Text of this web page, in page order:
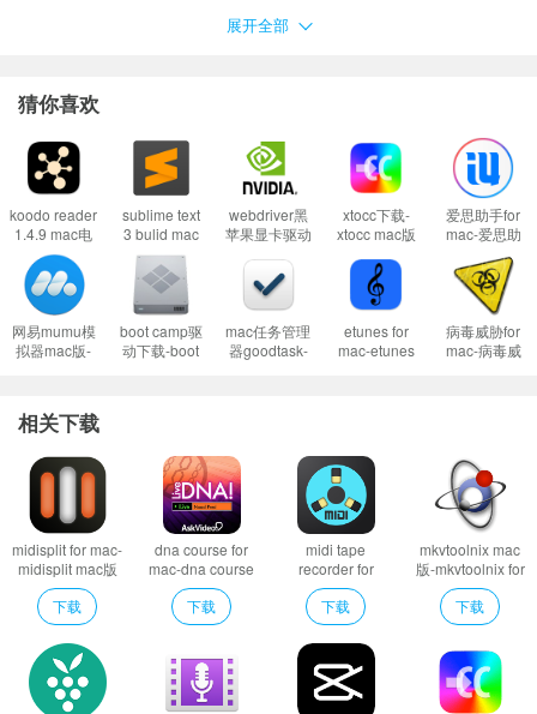
现报错请大家务必一步一步耐心仔细看完下面的内容！！！)
打不开XX软件，因为Apple无法检查其是否包含恶意软件
当你遇到上述问题的时候：
1、首先这样设置试试：
开启任何来源
到这里一般情况下应用都可以运行了。
然而有的应用开启了任何来源还是不行，这是因为苹果进一步收缩了对未
签名应用的权限，这时候就需要通过过“终端”执行命令行代码来绕过应用签名认
证。
2、执行命令绕过苹果的公证Gatekeeper：
Mac打开应用提示已损坏怎么办
以上操作如果还不能解决，那就需要关闭SIP系统完整性保护才可以了。
闭
软件特色
排队、等人、做家务...好无聊？听喜马拉雅，无聊变得有趣；开车路怒烦
躁？司机说，听喜马拉雅，你可能会爱上堵车；睡前慢时光，少了点什么？听
喜马拉雅，温暖声音伴你入眼；期待成为更厉害的自己？听喜马拉雅精品课
程，众位大咖带你飞；时间太瘦，指缝太宽。听喜马拉雅，抓住光阴，碎片时
间变黄金；万千主播盛赞：超好用的有声自媒体平台；在你身边的朗读亭，马
上成为朗读者：董卿邀你“为ta读”，读出你的心声。
展开全部
猜你喜欢
koodo reader
1.4.9 mac电
子书管理阅读
工具
sublime text
3 bulid mac
版-sublime
text 3 bulid
for mac下载
v4.0.0.4138
webdriver黑
苹果显卡驱动
webdriver黑
苹果显卡驱动
mac版下载
v387.10.10.10.40.140
xtocc下载-
xtocc mac版
爱思助手for
mac-爱思助
手mac版下载
v1.17.007
网易mumu模
拟器mac版-
boot camp驱
动下载-boot
mac任务管理
器goodtask-
etunes for
mac-etunes
病毒威胁for
mac-病毒威
相关下载
midisplit for mac-
midisplit mac版
下载 v1.0
下载
dna course for
mac-dna course
mac版下载 v7.1
下载
midi tape
recorder for
mac-midi tape
recorder mac版
下载 v1.0
下载
mkvtoolnix mac
版-mkvtoolnix for
mac下载 v72.0.0
下载